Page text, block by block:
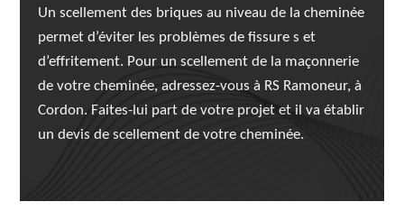
Un scellement des briques au niveau de la cheminée
permet d’éviter les problèmes de fissure s et
d’effritement. Pour un scellement de la maçonnerie
de votre cheminée, adressez-vous à RS Ramoneur, à
Cordon. Faites-lui part de votre projet et il va établir
un devis de scellement de votre cheminée.